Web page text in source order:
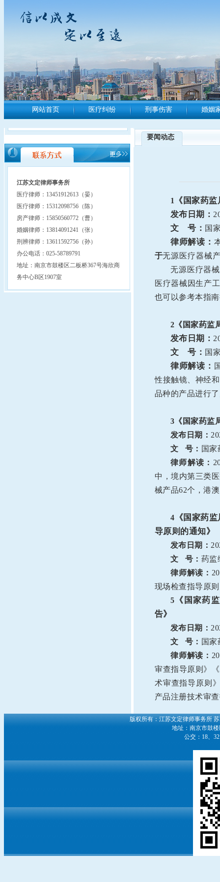
网站首页 医疗纠纷 刑事伤害 婚姻
江苏文定律师事务所
医疗律师：13451912613（晏）
医疗律师：15312098756（陈）
房产律师：15850560772（曹）
婚姻律师：13814091241（张）
刑辨律师：13611592756（孙）
办公电话：025-58789791
地址：南京市鼓楼区二板桥367号海欣商
务中心B区1907室
要闻动态
1
《国家药
发布日期：
文 号： 国
律师解读：
于无源医疗器械
无源医疗器
医疗器械因生产
也可以参考本指
2 《国家药
发布日期：
文 号： 国
律师解读：
性接触镜、神经
品种的产品进行
3 《国家药
发布日期：
文 号： 国家
律师解读：
中，境内第三类
械产品62个，港
4 《国家药
导原则的通知》
发布日期：
文 号： 药监
律师解读：
现场检查指导原
5 《国家药
告》
发布日期：
文 号： 国家
律师解读：
审查指导原则》
术审查指导原则
产品注册技术审
版权所有：江苏文定律师事务所
地址：南京市鼓
公交：18、